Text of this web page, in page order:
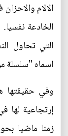
الالام
الخادعة
التي تحاول
اسماه "سلسلة
وفي حقيقتها
إرتجاعية لها
زمنا ماضيا